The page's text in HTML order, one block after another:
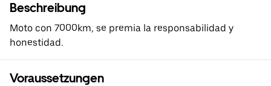
Beschreibung
Moto con 7000km, se premia la responsabilidad y
honestidad.
Voraussetzungen